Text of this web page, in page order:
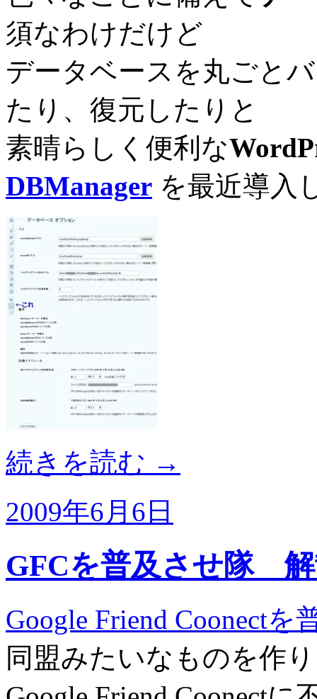
須なわけだけど
データベースを丸ごと
たり、復元したりと
素晴らしく便利な
DBManager を最近導入
続きを読む →
2009年6月6日
GFCを普及させ隊
Google Friend Coonectを
同盟みたいなものを作